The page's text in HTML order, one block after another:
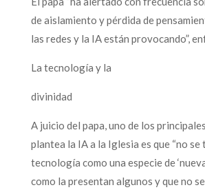
de aislamiento y pérdida de
las redes y la IA están provocando”,
La tecnología y la
divinidad
A juicio del papa, uno de los
plantea la IA a la Iglesia es que “no se
tecnología como una especie de
como la presentan algunos y que no